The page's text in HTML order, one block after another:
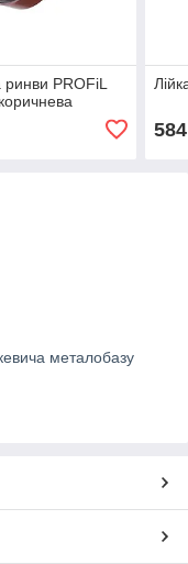
PROFiL
584
металобазу